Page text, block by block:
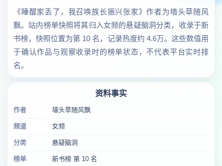
《睡醒家丢了，我召唤族长振兴张家》作者为墙头草随风
飘。站内榜单快照将其归入女频的悬疑脑洞分类，收录于新
书榜，快照位置为第 10 名，记录热度约 4.6万。这些数值用
于确认作品与观察收录时的榜单状态，不代表平台实时排
名。
资料事实
作者 墙头草随风飘
频道 女频
分类 悬疑脑洞
榜单 新书榜 第 10 名